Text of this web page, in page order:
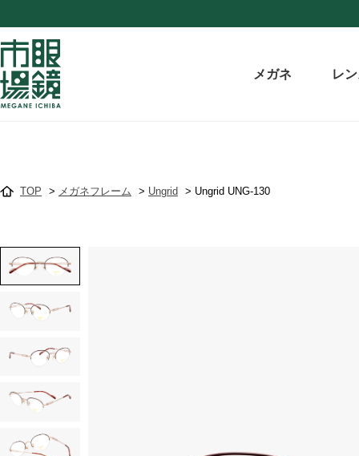
メガネ レ
TOP > メガネフレーム > Ungrid > Ungrid UNG-130